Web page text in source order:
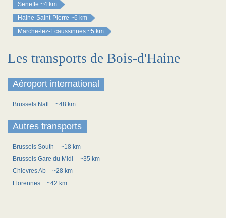
Seneffe ~4 km
Haine-Saint-Pierre ~6 km
Marche-lez-Ecaussinnes ~5 km
Les transports de Bois-d'Haine
Aéroport international
Brussels Natl ~48 km
Autres transports
Brussels South
~18 km
Brussels Gare du Midi
~35 km
Chievres Ab
~28 km
Florennes
~42 km